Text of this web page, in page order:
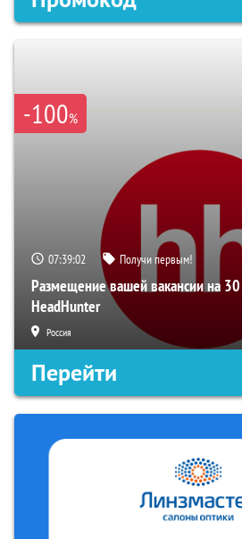
-100%
07:39:01 Получи первым!
Размещение вашей вакансии на 30
HeadHunter
Россия
Перейти